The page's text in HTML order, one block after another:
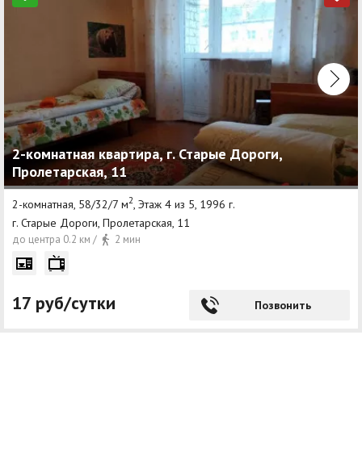
2-комнатная квартира, г. Старые Дороги,
Пролетарская, 11
2-комнатная, 58/32/7 м2 , Этаж 4 из 5, 1996 г.
г. Старые Дороги, Пролетарская, 11
до центра 0.2 км / 2 мин
17 руб/сутки Позвонить